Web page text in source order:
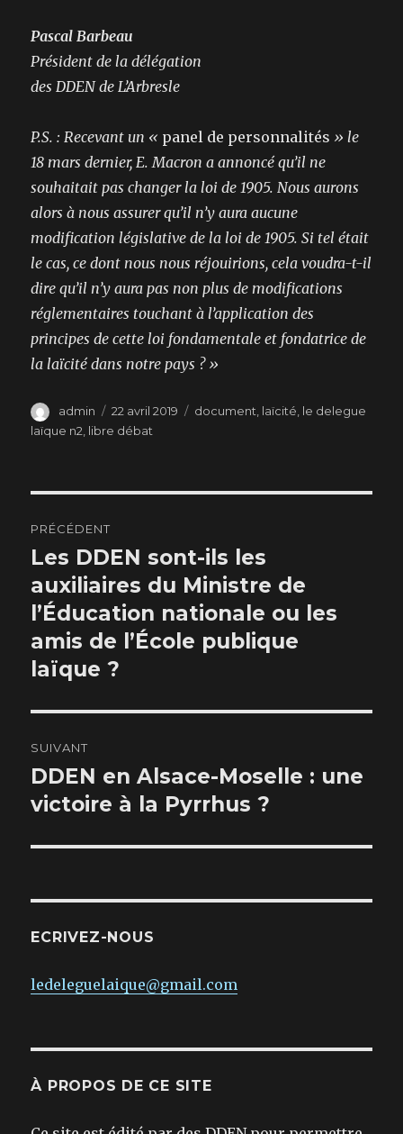
Pascal Barbeau
Président de la délégation
des DDEN de L’Arbresle
P.S. : Recevant un « panel de personnalités » le
18 mars dernier, E. Macron a annoncé qu’il ne
souhaitait pas changer la loi de 1905. Nous aurons
alors à nous assurer qu’il n’y aura aucune
modification législative de la loi de 1905. Si tel était
le cas, ce dont nous nous réjouirions, cela voudra-t-il
dire qu’il n’y aura pas non plus de modifications
réglementaires touchant à l’application des
principes de cette loi fondamentale et fondatrice de
la laïcité dans notre pays ? »
Auteur
admin
Publié
le
22 avril 2019 Catégories
document, laïcité, le delegue
laïque n2 libre débat
de
l’article
PRÉCÉDENT
Publication
précédente :
Les DDEN sont-ils les
auxiliaires du Ministre de
l’Éducation nationale ou les
amis de l’École publique
laïque ?
SUIVANT
Publication
suivante :
DDEN en Alsace-Moselle : une
victoire à la Pyrrhus ?
ECRIVEZ-NOUS
ledeleguelaique@gmail.com
À PROPOS DE CE SITE